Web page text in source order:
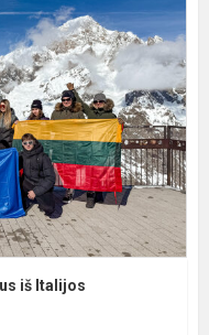
iš Italijos